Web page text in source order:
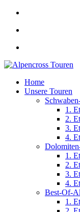
Home
Unsere Touren
1.
2.
3.
4.
1.
2.
3.
4.
Best-Of-
1.